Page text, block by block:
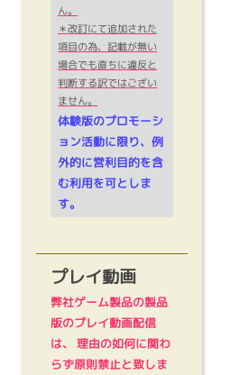
ん。
＊改訂にて追加された
項目の為、記載が無い
場合でも直ちに違反と
判断する訳ではござい
ません。
体験版のプロモーシ
ョン活動に限り、例
外的に営利目的を含
む利用を可としま
す。
プレイ動画
弊社ゲーム製品の製品
版のプレイ動画配信
は、 理由の如何に関わ
らず原則禁止と致しま